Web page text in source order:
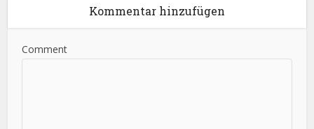
Kommentar hinzufügen
Comment